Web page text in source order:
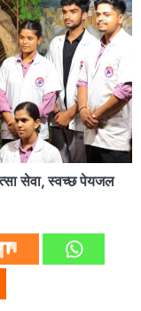
सेवा, स्वच्छ पेयजल